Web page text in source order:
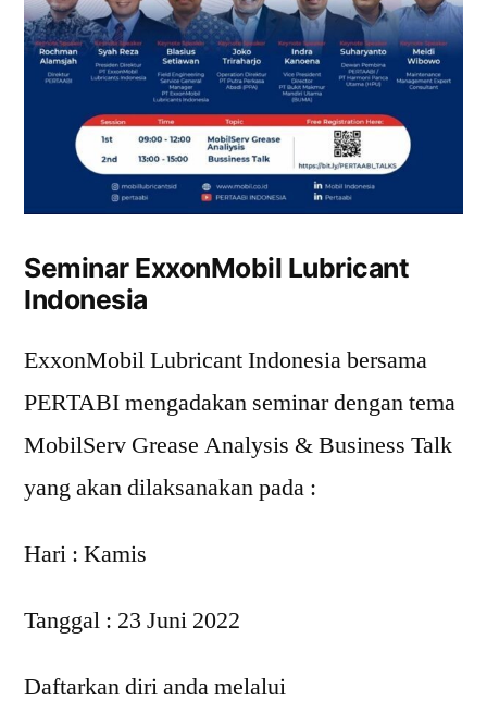
Seminar ExxonMobil Lubricant
Indonesia
ExxonMobil Lubricant Indonesia bersama
PERTABI mengadakan seminar dengan tema
MobilServ Grease Analysis & Business Talk
yang akan dilaksanakan pada :
Hari : Kamis
Tanggal : 23 Juni 2022
Daftarkan diri anda melalui